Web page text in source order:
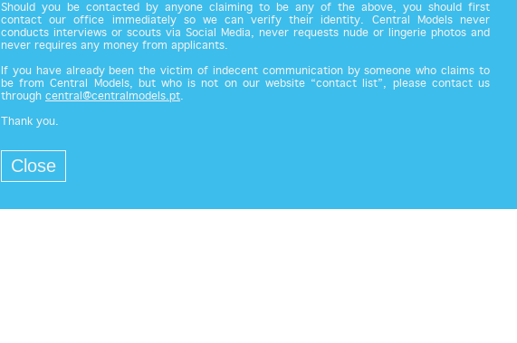
Should you be contacted by anyone claiming to be any of the above, you should first
contact our office immediately so we can verify their identity. Central Models never
conducts interviews or scouts via Social Media, never requests nude or lingerie photos and
never requires any money from applicants.
If you have already been the victim of indecent communication by someone who claims to
be from Central Models, but who is not on our website “contact list”, please contact us
through central@centralmodels.pt.
Thank you.
Close